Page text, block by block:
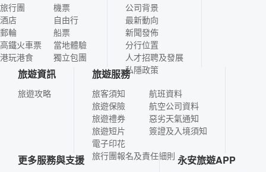
旅行團
酒店
郵輪
高鐵火車票
港玩港食
機票
自由行
船票
當地體驗
獨立包團
公司背景
最新動向
新聞發佈
分行位置
人才招聘及發展
私隱政策
旅遊資訊
旅遊攻略
旅遊服務
旅客須知
旅遊保險
旅遊禮券
旅遊短片
電子印花
航班資料
航空公司資料
惡劣天氣通知
簽證及入境須知
旅行團報名及責任細則
更多服務與支援 永安旅遊APP